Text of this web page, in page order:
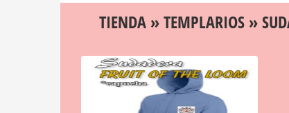
TIENDA»TEMPLARIOS»